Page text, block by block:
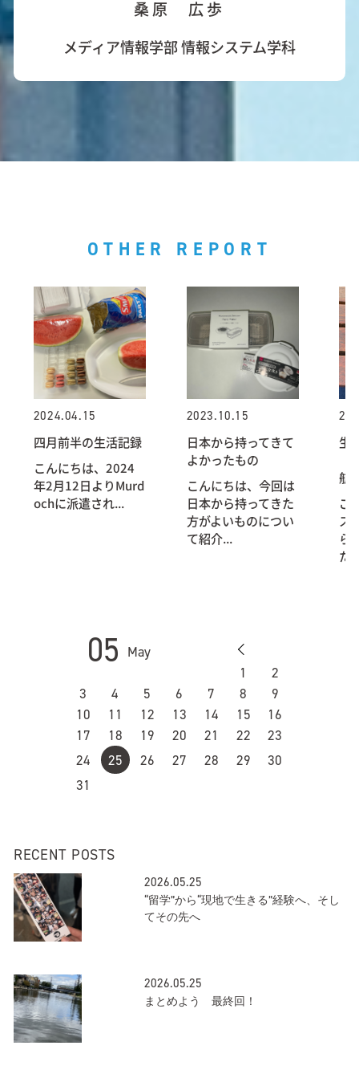
桑原 広歩
メディア情報学部 情報システム学科
OTHER REPORT
2024.04.15
四月前半の生活記録
こんにちは、2024
年2月12日よりMurd
ochに派遣され...
2023.10.15
日本から持ってきて
よかったもの
こんにちは、今回は
日本から持ってきた
方がよいものについ
て紹介...
生
航
ご
ス
ら
た
05
May
1
2
3
4 5 6 7 8
9
10
11 12 13 14 15
16
17
18 19 20 21 22
23
24
25 26 27 28 29
30
31
RECENT POSTS
2026.05.25
“留学”から“現地で生きる”経験へ、そし
てその先へ
2026.05.25
まとめよう 最終回！